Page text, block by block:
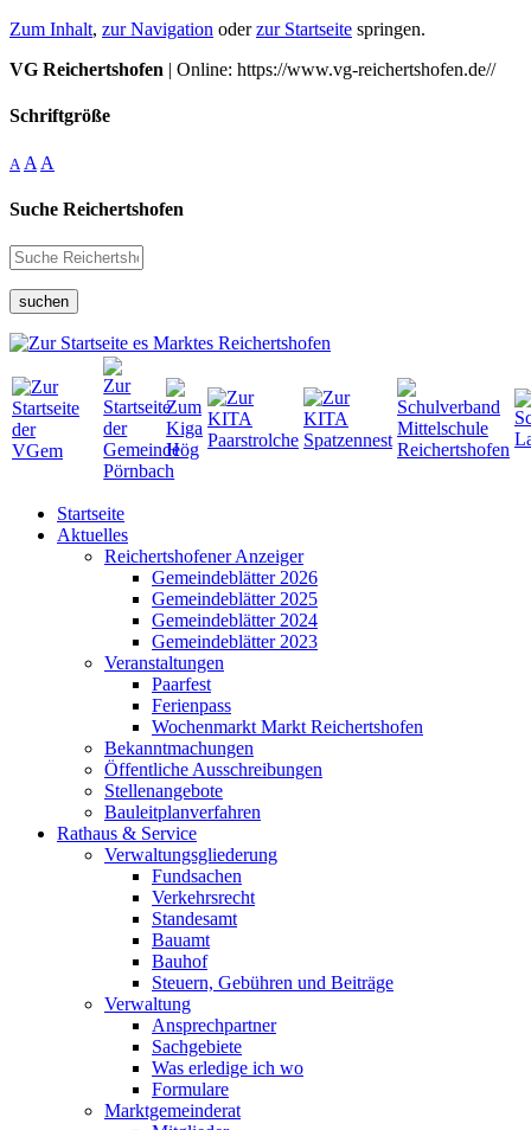
Zum Inhalt, zur Navigation oderzur Startseite springen.
VG Reichertshofen | Online: https://www.vg-reichertshofen.de//
Schriftgröße
A A A
Suche Reichertshofen
suchen
Startseite
Aktuelles
Reichertshofener Anzeiger
Gemeindeblätter 2026
Gemeindeblätter 2025
Gemeindeblätter 2024
Gemeindeblätter 2023
Veranstaltungen
Paarfest
Ferienpass
Wochenmarkt Markt Reichertshofen
Bekanntmachungen
Öffentliche Ausschreibungen
Stellenangebote
Bauleitplanverfahren
Rathaus & Service
Verwaltungsgliederung
Fundsachen
Verkehrsrecht
Standesamt
Bauamt
Bauhof
Steuern, Gebühren und Beiträge
Verwaltung
Ansprechpartner
Sachgebiete
Was erledige ich wo
Formulare
Marktgemeinderat